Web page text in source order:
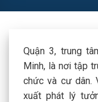
Quận 3, trung
Minh, là nơi tập
chức và cư dân.
xuất phát lý